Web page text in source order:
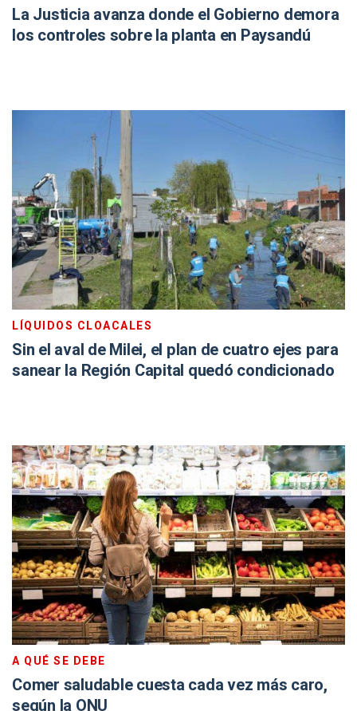
La Justicia avanza donde el Gobierno demora
los controles sobre la planta en Paysandú
LÍQUIDOS CLOACALES
Sin el aval de Milei, el plan de cuatro ejes para
sanear la Región Capital quedó condicionado
A QUÉ SE DEBE
Comer saludable cuesta cada vez más caro,
según la ONU